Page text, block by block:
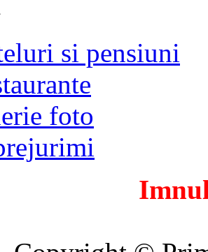
si pensiuni
foto